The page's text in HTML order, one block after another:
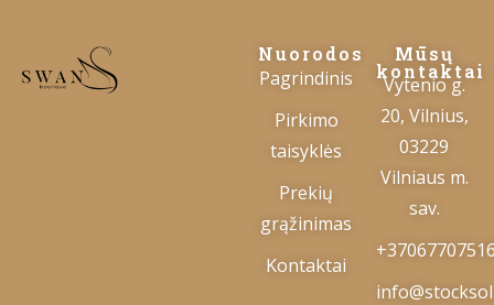
Nuorodos
Pagrindinis
Pirkimo
taisyklės
Prekių
grąžinimas
Kontaktai
Mūsų
kontaktai
Vytenio g.
20, Vilnius,
03229
Vilniaus m.
sav.